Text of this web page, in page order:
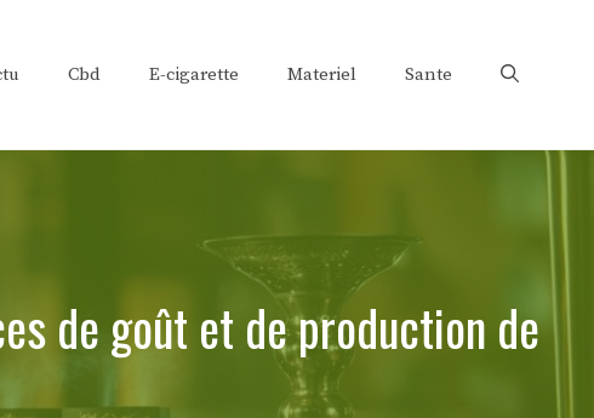
Cbd E-cigarette Materiel Sante
de goût et de production de